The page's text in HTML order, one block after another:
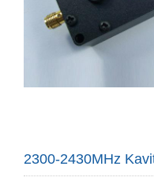
2300-2430MHz